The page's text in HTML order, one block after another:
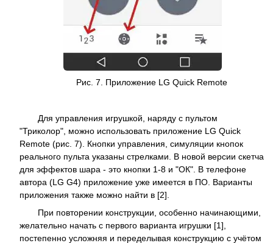
Рис. 7. Приложение LG Quick Remote
Для управления игрушкой, наряду с пультом
"Триколор", можно использовать приложение LG Quick
Remote (рис. 7). Кнопки управления, симуляции кнопок
реального пульта указаны стрелками. В новой версии скетча
для эффектов шара - это кнопки 1-8 и "ОК". В телефоне
автора (LG G4) приложение уже имеется в ПО. Варианты
приложения также можно найти в [2].
При повторении конструкции, особенно начинающими,
желательно начать с первого варианта игрушки [1],
постепенно усложняя и переделывая конструкцию с учётом